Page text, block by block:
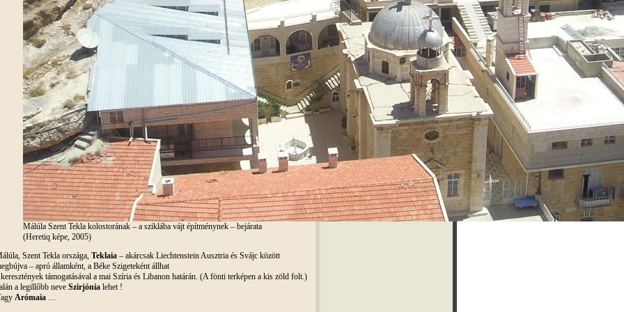
Málúla Szent Tekla kolostorának – a sziklába vájt építménynek – bejárata
(Heretiq képe, 2005)
Szent Tekla országa, Teklaia– akárcsak Liechtenstein Ausztria és Svájc között
– apró államként, a Béke Szigeteként állhat
támogatásával a mai Szíria és Libanon határán. (A fönti terképen a kis zöld folt.)
a legillőbb neve Szirjónialehet !
Arómaia…